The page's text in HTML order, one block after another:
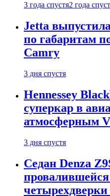
3 года спустя2 года
Jetta
по габаритам
Camry
3 дня спустя
Hennessey
суперкар в
атмосферным
3 дня спустя
Седан Denza
четырехдверки